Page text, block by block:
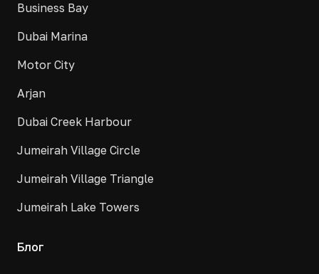
Business Bay
Dubai Marina
Motor City
Arjan
Dubai Creek Harbour
Jumeirah Village Circle
Jumeirah Village Triangle
Jumeirah Lake Towers
Блог